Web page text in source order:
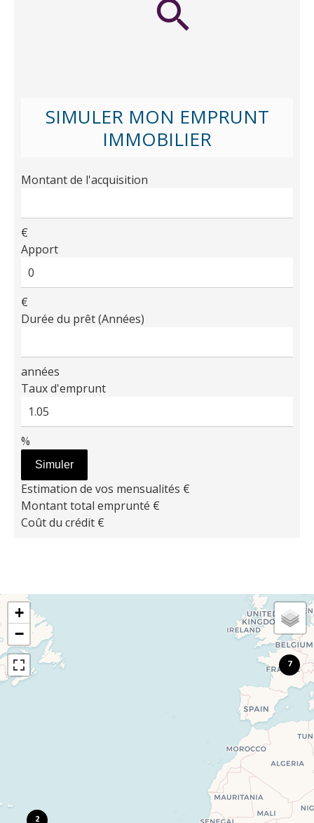
SIMULER MON EMPRUNT
IMMOBILIER
Montant de l'acquisition
€
Apport
€
Durée du prêt (Années)
années
Taux d'emprunt
%
Simuler
Estimation de vos mensualités €
Montant total emprunté €
Coût du crédit €
2
7
+
−